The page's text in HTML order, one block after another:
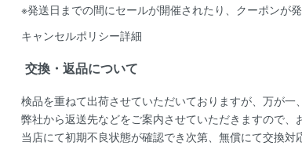
※発送日までの間にセールが開催されたり、クーポンが
キャンセルポリシー詳細
交換・返品について
検品を重ねて出荷させていただいておりますが、万が一
弊社から返送先などをご案内させていただきますので
当店にて初期不良状態が確認でき次第、無償にて交換対